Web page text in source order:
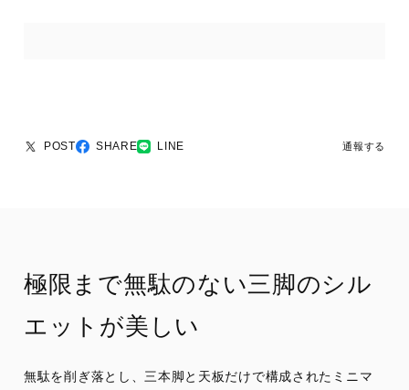
POST SHARE LINE 通報する
極限まで無駄のない三脚のシル
エットが美しい
無駄を削ぎ落とし、三本脚と天板だけで構成されたミニマ